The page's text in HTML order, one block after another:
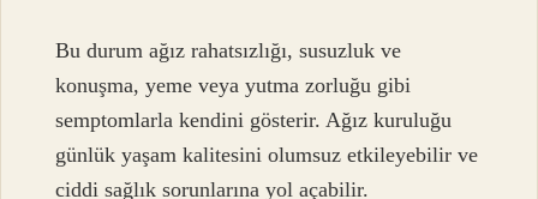
Bu durum ağız rahatsızlığı, susuzluk ve
konuşma, yeme veya yutma zorluğu gibi
semptomlarla kendini gösterir. Ağız kuruluğu
günlük yaşam kalitesini olumsuz etkileyebilir ve
ciddi sağlık sorunlarına yol açabilir.